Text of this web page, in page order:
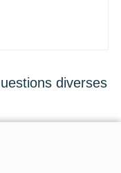
diverses